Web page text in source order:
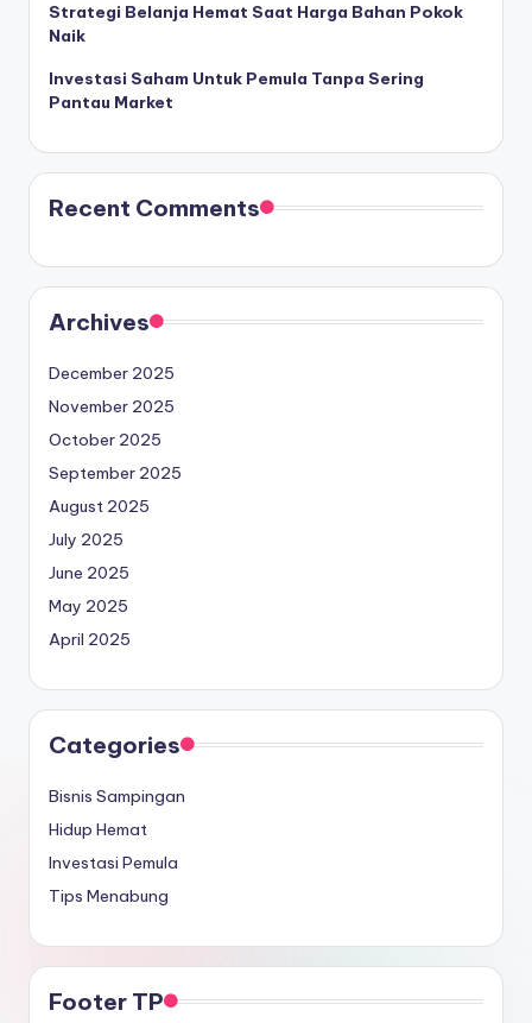
Strategi Belanja Hemat Saat Harga Bahan Pokok
Naik
Investasi Saham Untuk Pemula Tanpa Sering
Pantau Market
Recent Comments
Archives
December 2025
November 2025
October 2025
September 2025
August 2025
July 2025
June 2025
May 2025
April 2025
Categories
Bisnis Sampingan
Hidup Hemat
Investasi Pemula
Tips Menabung
Footer TP